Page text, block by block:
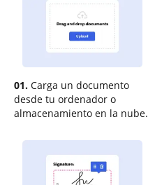
01. Carga un documento
desde tu ordenador o
almacenamiento en la nube.